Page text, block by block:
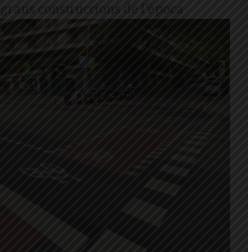
construccions de l’època